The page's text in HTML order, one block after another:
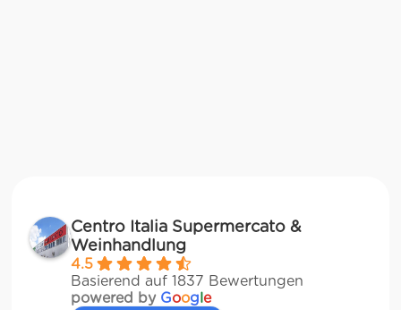
Centro Italia Supermercato &
Weinhandlung
4.5
Basierend auf 1837 Bewertungen
powered by Google